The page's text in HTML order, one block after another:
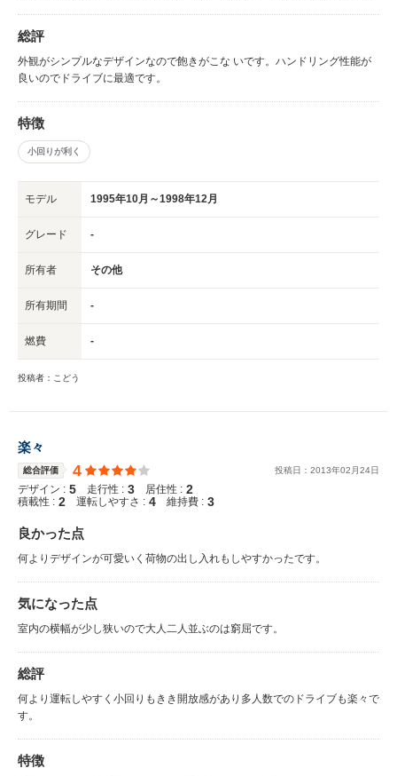
総評
外観がシンプルなデザインなので飽きがこな いです。ハンドリング性能が
良いのでドライブに最適です。
特徴
小回りが利く
モデル 1995年10月～1998年12月
グレード -
所有者 その他
所有期間 -
燃費 -
投稿者：こどう
楽々
総合評価 4 投稿日： 2013年02 月24日
デザイン : 5 走行性 : 3 居住性 : 2
積載性 : 2 運転しやすさ : 4 維持費 : 3
良かった点
何よりデザインが可愛いく荷物の出し入れもしやすかったです。
気になった点
室内の横幅が少し狭いので大人二人並ぶのは窮屈です。
総評
何より運転しやすく小回りもきき開放感があり多人数でのドライブも楽々で
す。
特徴